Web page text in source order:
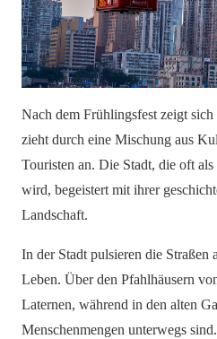
Nach dem Frühlingsfest zeigt
zieht durch eine Mischung aus
Touristen an. Die Stadt, die oft
wird, begeistert mit ihrer
Landschaft.
In der Stadt pulsieren die Straßen
Leben. Über den Pfahlhäusern
Laternen, während in den alten
Menschenmengen unterwegs